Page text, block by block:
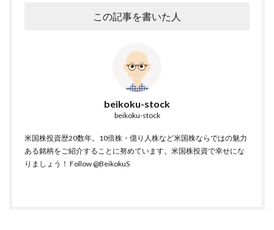
この記事を書いた人
beikoku-stock
beikoku-stock
米国株投資歴20数年。10倍株・億り人株など米国株ならではの魅力
ある銘柄をご紹介することに努めています。米国株投資で幸せにな
りましょう！ Follow @BeikokuS